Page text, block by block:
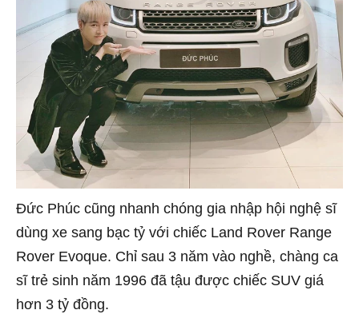
Đức Phúc cũng nhanh chóng gia nhập hội nghệ sĩ
dùng xe sang bạc tỷ với chiếc Land Rover Range
Rover Evoque. Chỉ sau 3 năm vào nghề, chàng ca
sĩ trẻ sinh năm 1996 đã tậu được chiếc SUV giá
hơn 3 tỷ đồng.